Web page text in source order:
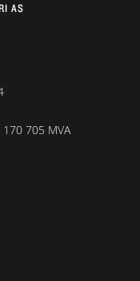
AS
705 MVA